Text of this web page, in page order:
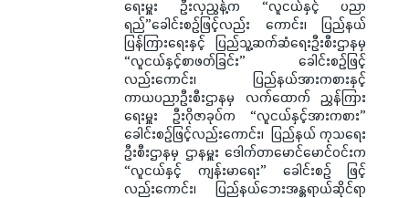
ရေးမှူး ဦးလှညွန့်က “လူငယ်နှင့် ပညာ
ရည်”ခေါင်းစဉ်ဖြင့်လည်း ကောင်း၊ ပြည်နယ်
ပြန်ကြားရေးနှင့် ပြည်သူ့ဆက်ဆံရေးဦးစီးဌာနမှ
“လူငယ်နှင့်စာဖတ်ခြင်း” ခေါင်းစဉ်ဖြင့်
လည်းကောင်း၊ ပြည်နယ်အားကစားနှင့်
ကာယပညာဦးစီးဌာနမှ လက်ထောက် ညွှန်ကြား
ရေးမှူး ဦးဂိုဇာခုပ်က “လူငယ်နှင့်အားကစား”
ခေါင်းစဉ်ဖြင့်လည်းကောင်း၊ ပြည်နယ် ကုသရေး
ဦးစီးဌာနမှ ဌာနမှူး ဒေါက်တာမောင်မောင်ဝင်းက
“လူငယ်နှင့် ကျန်းမာရေး” ခေါင်းစဉ် ဖြင့်
လည်းကောင်း၊ ပြည်နယ်ဘေးအန္တရာယ်ဆိုင်ရာ